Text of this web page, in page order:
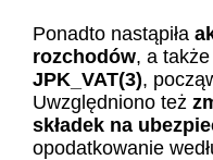
Ponadto nastąpiła
rozchodów, a
JPK_VAT(3),
Uwzględniono też
składek na
opodatkowanie